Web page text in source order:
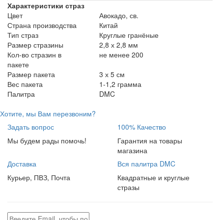
Характеристики страз
Цвет
Авокадо, св.
Страна производства
Китай
Тип страз
Круглые гранёные
Размер стразины
2,8 х 2,8 мм
Кол-во стразин в
пакете
не менее 200
Размер пакета
3 х 5 см
Вес пакета
1-1,2 грамма
Палитра
DMC
Хотите, мы Вам перезвоним?
Задать вопрос
Мы будем рады помочь!
100% Качество
Гарантия на товары
магазина
Доставка
Курьер, ПВЗ, Почта
Вся палитра DMC
Квадратные и круглые
стразы